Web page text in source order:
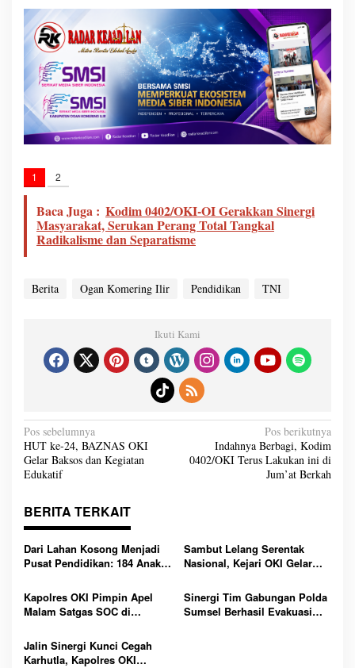
1 2
Baca Juga : Kodim 0402/OKI-OI Gerakkan Sinergi
Masyarakat, Serukan Perang Total Tangkal
Radikalisme dan Separatisme
Berita Ogan Komering Ilir Pendidikan TNI
Ikuti Kami
N
a
v
i
g
a
p
s
Pos sebelumnya
HUT ke-24, BAZNAS OKI
Gelar Baksos dan Kegiatan
Edukatif
Pos berikutnya
Indahnya Berbagi, Kodim
0402/OKI Terus Lakukan ini di
Jum’at Berkah
BERITA TERKAIT
Dari Lahan Kosong Menjadi
Pusat Pendidikan: 184 Anak
Gratis di Sekolah Rakyat
Terintegrasi 1 OKI
Sambut Lelang Serentak
Nasional, Kejari OKI Gelar
dan Edukasi Masyarakat di
CFD Kayuagung
Kapolres OKI Pimpin Apel
Malam Satgas SOC di
Cegah 3C, Balap Liar dan
Tawuran
Sinergi Tim Gabungan Polda
Sumsel Berhasil Evakuasi
Jalin Sinergi Kunci Cegah
Karhutla, Kapolres OKI